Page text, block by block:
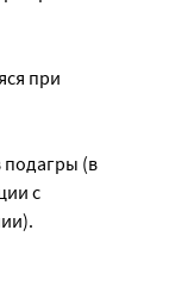
при
подагры (в
с